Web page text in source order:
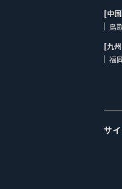
[中
鳥
[九
福
サ